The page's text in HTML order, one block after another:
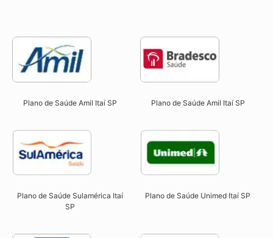
Plano de Saúde Amil Itaí SP Plano de Saúde Amil Itaí SP
Plano de Saúde Sulamérica Itaí
SP
Plano de Saúde Unimed Itaí SP